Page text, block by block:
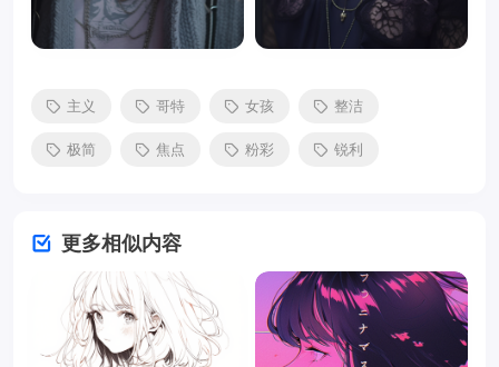
主义 哥特 女孩 整洁
极简 焦点 粉彩 锐利
更多相似内容